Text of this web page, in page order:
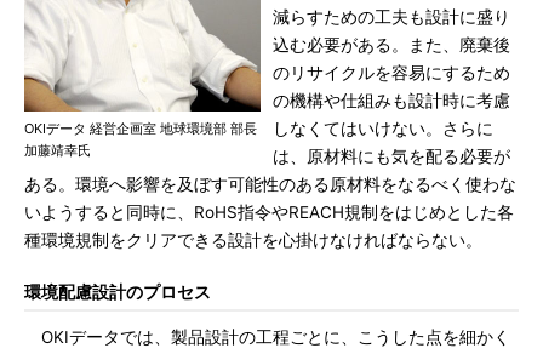
OKIデータ 経営企画室 地球環境部 部長
加藤靖幸氏
減らすための工夫も設計に盛り
込む必要がある。また、廃棄後
のリサイクルを容易にするため
の機構や仕組みも設計時に考慮
しなくてはいけない。さらに
は、原材料にも気を配る必要が
ある。環境へ影響を及ぼす可能性のある原材料をなるべく使わな
いようすると同時に、RoHS指令やREACH規制をはじめとした各
種環境規制をクリアできる設計を心掛けなければならない。
環境配慮設計のプロセス
OKIデータでは、製品設計の工程ごとに、こうした点を細かく